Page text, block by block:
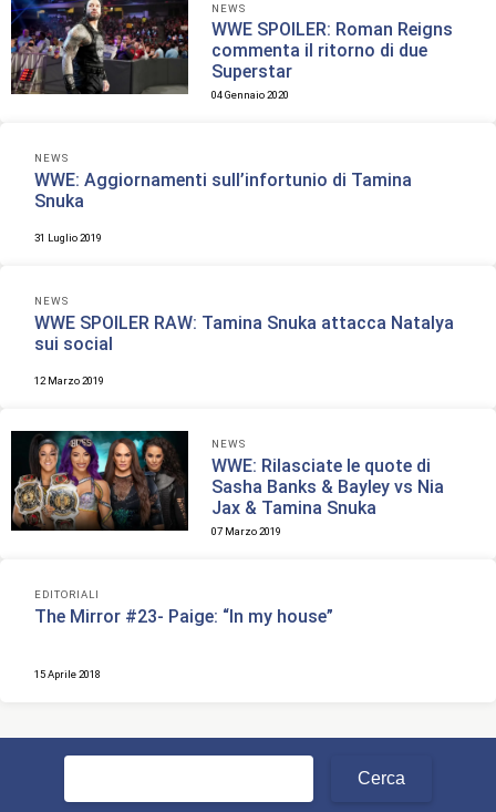
NEWS
WWE SPOILER: Roman Reigns
commenta il ritorno di due
Superstar
04 Gennaio 2020
NEWS
WWE: Aggiornamenti sull’infortunio di Tamina
Snuka
31 Luglio 2019
NEWS
WWE SPOILER RAW: Tamina Snuka attacca Natalya
sui social
12 Marzo 2019
NEWS
WWE: Rilasciate le quote di
Sasha Banks & Bayley vs Nia
Jax & Tamina Snuka
07 Marzo 2019
EDITORIALI
The Mirror #23- Paige: “In my house”
15 Aprile 2018
Ricerca